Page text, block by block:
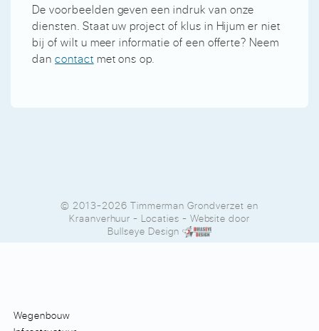
De voorbeelden geven een indruk van onze
diensten. Staat uw project of klus in Hijum er niet
bij of wilt u meer informatie of een offerte? Neem
dan contact met ons op.
© 2013-2026 Timmerman Grondverzet en
Kraanverhuur- Locaties - Website door
Bullseye Design
Wegenbouw